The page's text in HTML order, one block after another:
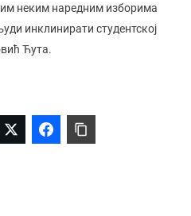
неким наредним изборима
инклинирати студентској
Ћута.